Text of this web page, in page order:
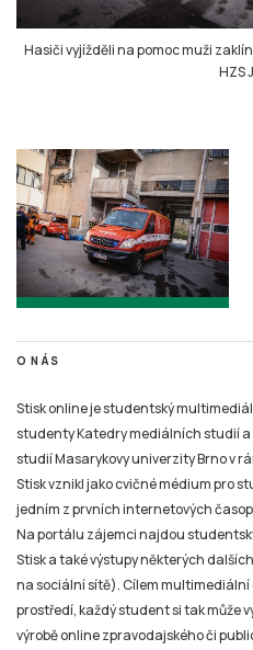
Hasiči vyjížděli na pomoc muži
HZS
O NÁS
Stisk online je studentský
studenty Katedry mediálních studií
studií Masarykovy univerzity Brno v
Stisk vznikl jako cvičné médium pro
jedním z prvních internetových
Na portálu zájemci najdou
Stisk a také výstupy některých
na sociální sítě). Cílem
prostředí, každý student si tak může
výrobě online zpravodajského či